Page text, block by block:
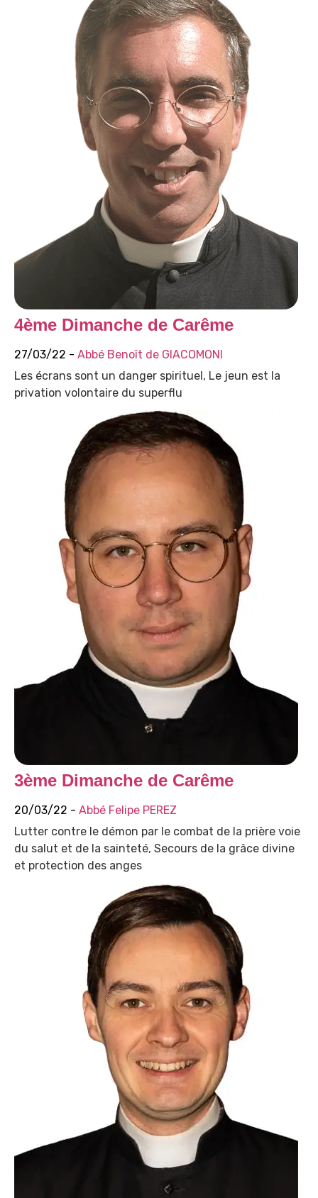
4ème Dimanche de Carême
27/03/22 - Abbé Benoît de GIACOMONI
Les écrans sont un danger spirituel, Le jeun est la
privation volontaire du superflu
3ème Dimanche de Carême
20/03/22 - Abbé Felipe PEREZ
Lutter contre le démon par le combat de la prière voie
du salut et de la sainteté, Secours de la grâce divine
et protection des anges